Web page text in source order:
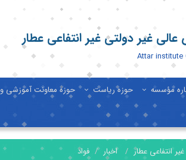
غیر دولتی غیر انتفاعی عطار
Attar institute
مؤسسه حوزه ریاست حوزه معاونت آموزشی
انتفاعی عطار اخبار فواد